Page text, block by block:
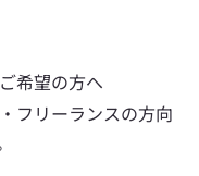
希望の方へ
フリーランスの方向